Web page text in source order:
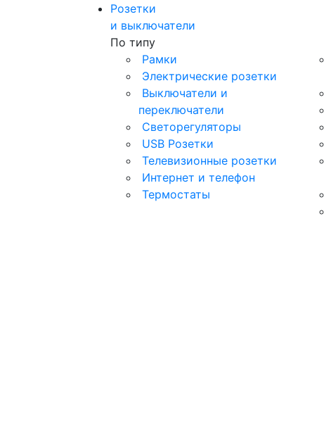
Розетки
и выключатели
По типу
Рамки
Электрические розетки
Выключатели и
переключатели
Светорегуляторы
USB Розетки
Телевизионные розетки
Интернет и телефон
Термостаты